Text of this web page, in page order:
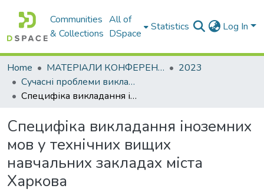
Communities
& Collections
All of
DSpace
Statistics Log In
Home МАТЕРІАЛИ КОНФЕРЕНЦІЙ
2023
Сучасні проблеми викладання іноземних мов у закладах освіти
Специфіка викладання іноземних мов у технічних вищих навчальних закладах міста Харкова
Специфіка викладання іноземних
мов у технічних вищих
навчальних закладах міста
Харкова